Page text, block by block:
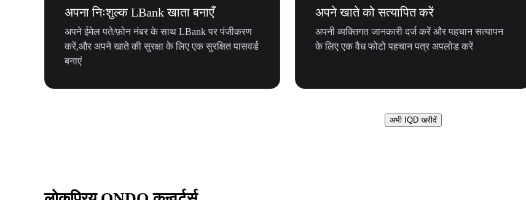
अपना निःशुल्क LBank खाता बनाएँ
अपने ईमेल पते/फ़ोन नंबर के साथ LBank पर पंजीकरण
करें,और अपने खाते की सुरक्षा के लिए एक सुरक्षित पासवर्ड
बनाएं
अपने खाते को सत्यापित करें
अपनी व्यक्तिगत जानकारी दर्ज करें और पहचान सत्यापन
के लिए एक वैध फोटो पहचान पत्र अपलोड करें
अभी IQD खरीदें